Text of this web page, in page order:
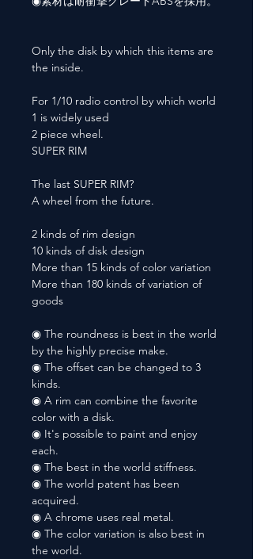
Only the disk by which this items are
the inside.
For 1/10 radio control by which world
1 is widely used
2 piece wheel.
SUPER RIM
The last SUPER RIM?
A wheel from the future.
2 kinds of rim design
10 kinds of disk design
More than 15 kinds of color variation
More than 180 kinds of variation of
goods
◉ The roundness is best in the world
by the highly precise make.
◉ The offset can be changed to 3
kinds.
◉ A rim can combine the favorite
color with a disk.
◉ It's possible to paint and enjoy
each.
◉ The best in the world stiffness.
◉ The world patent has been
acquired.
◉ A chrome uses real metal.
◉ The color variation is also best in
the world.